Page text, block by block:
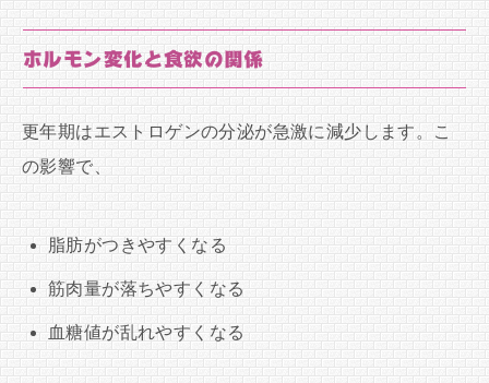
ホルモン変化と食欲の関係
更年期はエストロゲンの分泌が急激に減少します。こ
の影響で、
脂肪がつきやすくなる
筋肉量が落ちやすくなる
血糖値が乱れやすくなる